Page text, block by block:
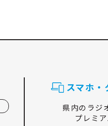
スマホ・
県内のラジ
プレミ